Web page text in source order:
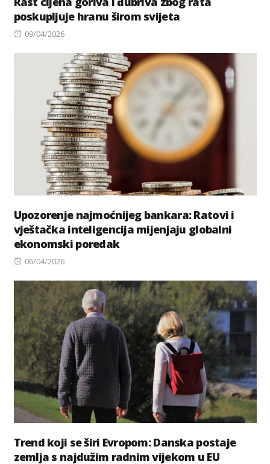
poskupljuje hranu širom svijeta
Posted
09/04/2026
Upozorenje najmoćnijeg bankara: Ratovi i
vještačka inteligencija mijenjaju globalni
ekonomski poredak
Posted
06/04/2026
Trend koji se širi Evropom: Danska postaje
zemlja s najdužim radnim vijekom u EU